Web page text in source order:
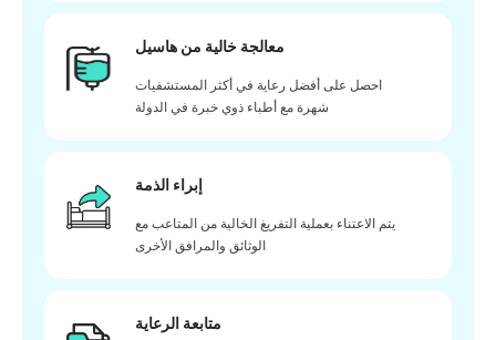
معالجة خالية من هاسيل
احصل على أفضل رعاية في أكثر المستشفيات
شهرة مع أطباء ذوي خبرة في الدولة
إبراء الذمة
يتم الاعتناء بعملية التفريغ الخالية من المتاعب مع
الوثائق والمرافق الأخرى
متابعة الرعاية